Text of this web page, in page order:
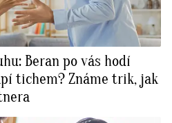
Beran po vás hodí
tichem? Známe trik, jak